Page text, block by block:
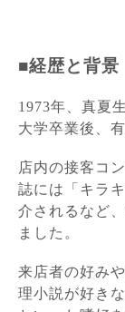
■経歴と背景
1973年、真夏
大学卒業後、
店内の接客コ
誌には「キラ
介されるなど
ました。
来店者の好み
理小説が好き